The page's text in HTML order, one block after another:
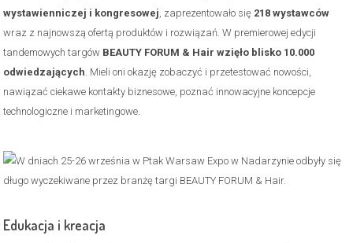
wystawienniczej i kongresowej , zaprezentowało się 218 wystawców
wraz z najnowszą ofertą produktów i rozwiązań. W premierowej edycji
tandemowych targów BEAUTY FORUM & Hair wzięło blisko 10.000
odwiedzających . Mieli oni okazję zobaczyć i przetestować nowości,
nawiązać ciekawe kontakty biznesowe, poznać innowacyjne koncepcje
technologiczne i marketingowe.
Edukacja i kreacja